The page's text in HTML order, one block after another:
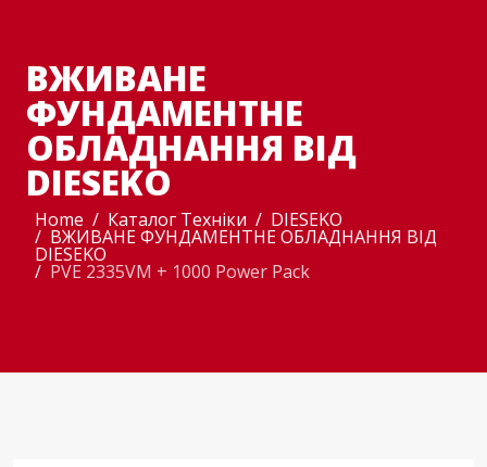
ВЖИВАНЕ
ФУНДАМЕНТНЕ
ОБЛАДНАННЯ ВІД
DIESEKO
Home Каталог Техніки DIESEKO
ВЖИВАНЕ ФУНДАМЕНТНЕ ОБЛАДНАННЯ ВІД
DIESEKO
PVE 2335VM + 1000 Power Pack